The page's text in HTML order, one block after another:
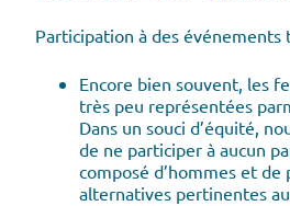
Participation à des événements
Encore bien souvent, les
très peu représentées
Dans un souci d’équité,
de ne participer à aucun
composé d’hommes et de
alternatives pertinentes